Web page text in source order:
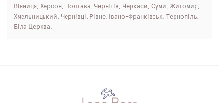
Вінниця, Херсон, Полтава, Чернігів, Черкаси, Суми, Житомир,
Хмельницький, Чернівці, Рівне, Івано-Франківськ, Тернопіль,
Біла Церква.